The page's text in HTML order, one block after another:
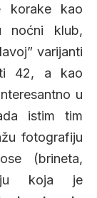
korake kao
noćni klub,
varijanti
42, a kao
u
istim tim
fotografiju
(brineta,
koja je